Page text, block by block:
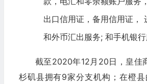
出口信用证，备用信用证，
和外币汇出服务; 和手机银行
截至2020年12月20日，皇佳
杉矶县拥有9家分支机构；在橙县